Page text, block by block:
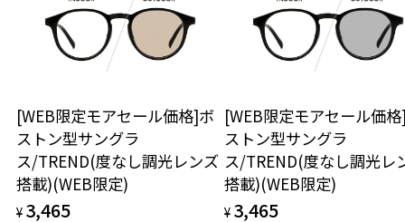
MARW UNITED ARROWS（マルゥ ユナイテッドアローズ）
M＝〇（マル）A=縁 R＝リング W＝輪・和
を。
そんな想いを込め2021年9月にローンチしたユナイテッドアローズウィ
メンズのコラボレーションブランド。
日常に馴染んで等身大でいられるカジュアル・マインドと着まわし力
を併せ持ったアイテムを展開。
仕上がり寸法
D 仕上がりの横幅：約137mm
E 仕上がりの縦幅：約42mm
きます。
※保証期間内に交換が行われた場合、保証期間は初期の期間から
延長されません。
安心2 視力測定無料
視力の変化を早めに発見するために、定期的な視
力測定をおすすめいたします。
安心3 かかり具合調整無料
談ください。
オンラインストアでフレームのみ購入して、
実店舗で度付きにできます
ご購入時に「レンズ交換券」をお選びいただくと、実店舗で
度数を測定のうえ、度付きレンズ（標準セットレンズ）へ無
料交換いただけます。
[WEB限定モアセール価格]ボ
ストン型サングラ
ス/TREND(度なし調光レンズ
搭載)(WEB限定)
¥ 3,465
[WEB限定モアセール価
ストン型サングラ
ス/TREND(度なし調光レ
搭載)(WEB限定)
¥ 3,465